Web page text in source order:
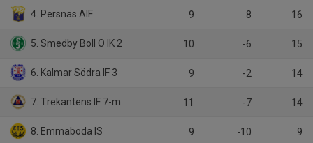
4. Persnäs AIF 9 8 16
5. Smedby Boll O IK 2 10 -6 15
6. Kalmar Södra IF 3 9 -2 14
7. Trekantens IF 7-m 11 -7 14
8. Emmaboda IS 9 -10 9